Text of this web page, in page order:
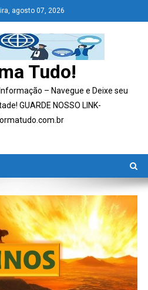
agosto 07, 2026
Tudo!
– Navegue e Deixe seu
GUARDE NOSSO LINK-